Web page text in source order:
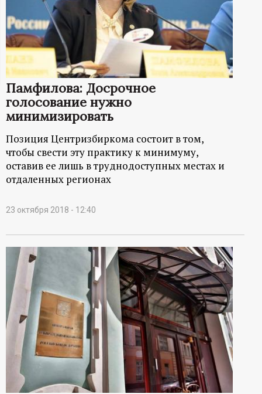
р
м
а
ц
и
о
н
н
ы
п
о
р
Памфилова: Досрочное
голосование нужно
минимизировать
Позиция Центризбиркома состоит в том,
чтобы свести эту практику к минимуму,
оставив ее лишь в труднодоступных местах и
отдаленных регионах
23 октября 2018 - 12:40